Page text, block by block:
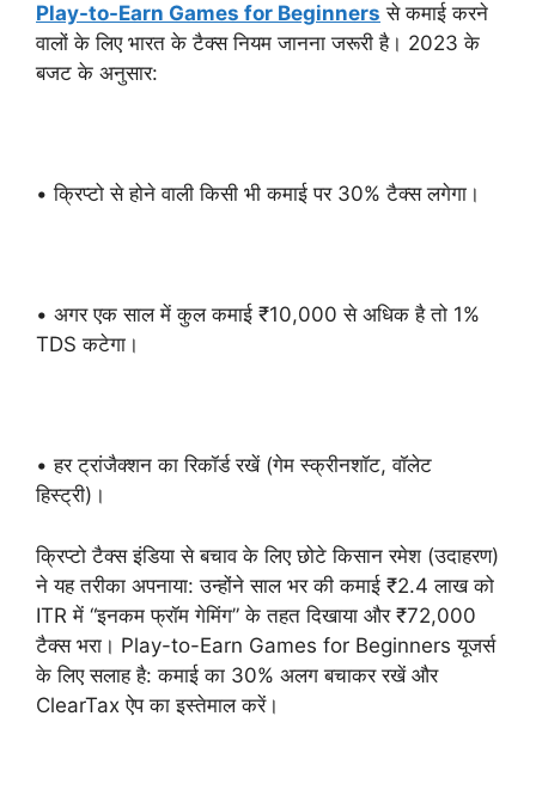
Play-to-Earn Games for Beginners से कमाई करने
वालों के लिए भारत के टैक्स नियम जानना जरूरी है। 2023 के
बजट के अनुसार:
• क्रिप्टो से होने वाली किसी भी कमाई पर 30% टैक्स लगेगा।
• अगर एक साल में कुल कमाई ₹10,000 से अधिक है तो 1%
TDS कटेगा।
• हर ट्रांजैक्शन का रिकॉर्ड रखें (गेम स्क्रीनशॉट, वॉलेट
हिस्ट्री)।
क्रिप्टो टैक्स इंडिया से बचाव के लिए छोटे किसान रमेश (उदाहरण)
ने यह तरीका अपनाया: उन्होंने साल भर की कमाई ₹2.4 लाख को
ITR में “इनकम फ्रॉम गेमिंग” के तहत दिखाया और ₹72,000
टैक्स भरा। Play-to-Earn Games for Beginners यूजर्स
के लिए सलाह है: कमाई का 30% अलग बचाकर रखें और
ClearTax ऐप का इस्तेमाल करें।